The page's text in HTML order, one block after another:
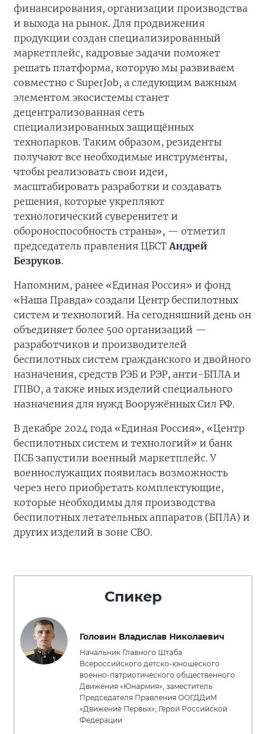
финансирования, организации производства
и выхода на рынок. Для продвижения
продукции создан специализированный
маркетплейс, кадровые задачи поможет
решать платформа, которую мы развиваем
совместно с SuperJob, а следующим важным
элементом экосистемы станет
децентрализованная сеть
специализированных защищённых
технопарков. Таким образом, резиденты
получают все необходимые инструменты,
чтобы реализовать свои идеи,
масштабировать разработки и создавать
решения, которые укрепляют
технологический суверенитет и
обороноспособность страны», — отметил
председатель правления ЦБСТАндрей
Безруков.
Напомним, ранее «Единая Россия» и фонд
«Наша Правда» создали Центр беспилотных
систем и технологий. На сегодняшний день он
объединяет более 500 организаций —
разработчиков и производителей
беспилотных систем гражданского и двойного
назначения, средств РЭБ и РЭР, анти-БПЛА и
ГПВО, а также иных изделий специального
назначения для нужд Вооружённых Сил РФ.
В декабре 2024 года «Единая Россия», «Центр
беспилотных систем и технологий» и банк
ПСБ запустили военный маркетплейс. У
военнослужащих появилась возможность
через него приобретать комплектующие,
которые необходимы для производства
беспилотных летательных аппаратов (БПЛА) и
других изделий в зоне СВО.
Спикер
Головин Владислав Николаевич
Начальник Главного Штаба
Всероссийского детско-юношеского
военно-патриотического общественного
Движения «Юнармия», заместитель
Председателя Правления ООГДДиМ
«Движение Первых», Герой Российской
Федерации